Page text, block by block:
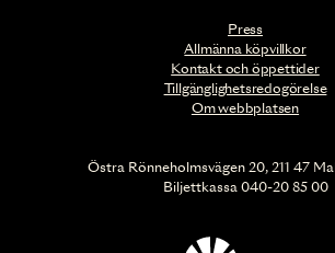
Press
Allmänna köpvillkor
Kontakt och öppettider
Tillgänglighetsredogörelse
Om webbplatsen
Östra Rönneholmsvägen 20, 211 47
Biljettkassa 040-20 85 00